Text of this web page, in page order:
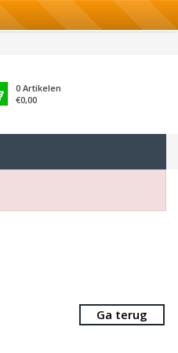
0Artikelen
€0,00
Ga terug